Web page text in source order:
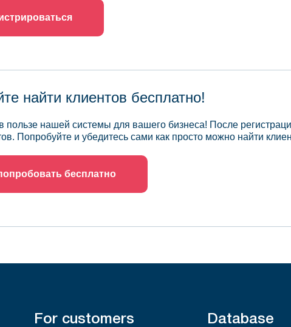
найти клиентов бесплатно!
нашей системы для вашего бизнеса! После
Попробуйте и убедитесь сами как просто можно найти
бесплатно
For customers Database